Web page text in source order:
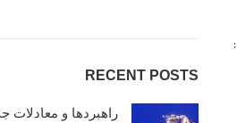
RECENT POSTS
راهبردها و معادلات